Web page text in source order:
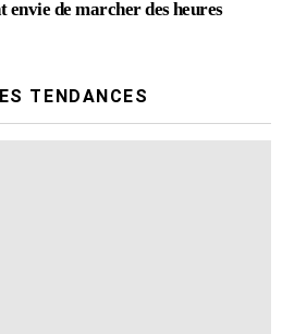
envie de marcher des heures
TENDANCES